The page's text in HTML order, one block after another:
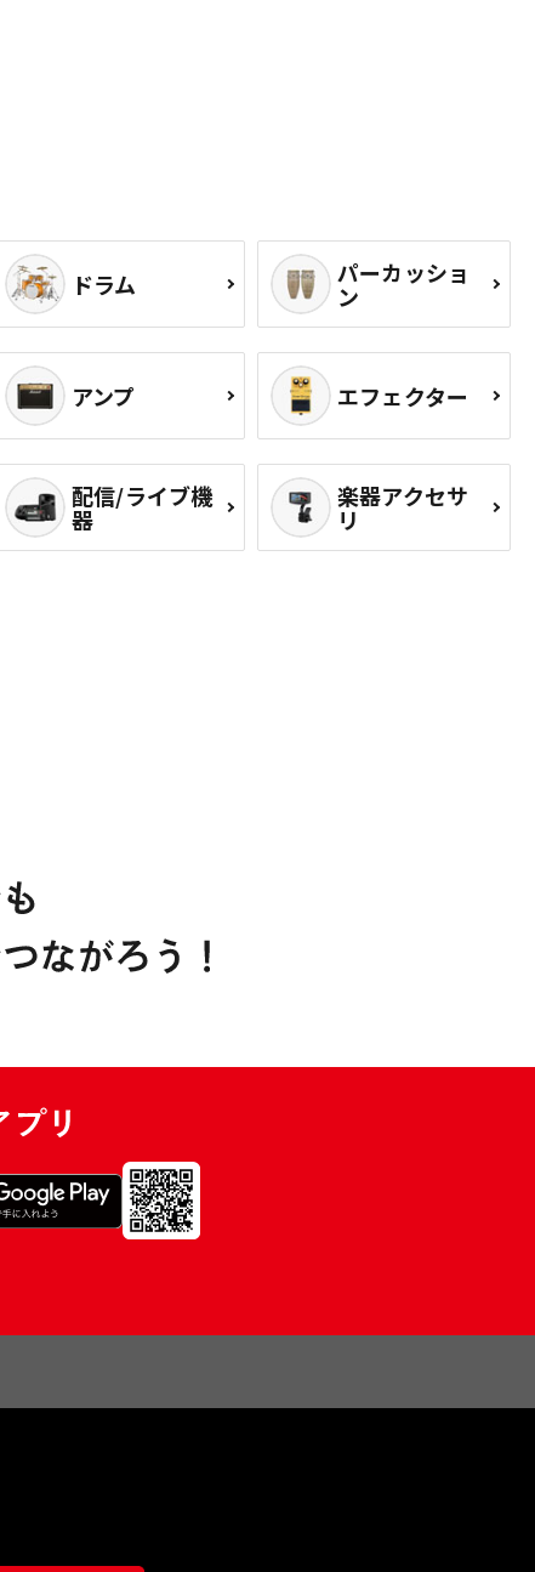
ドラム パーカッショ
ン
アンプ エフェクター
配信/ライブ機
器
楽器アクセサ
リ